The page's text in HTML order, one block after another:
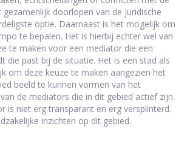
doorlopen van de juridische
optie. Daarnaast is het mogelijk om
te bepalen. Het is hierbij echter wel van
te maken voor een mediator die een
die past bij de situatie. Het is een stad als
om deze keuze te maken aangezien het
beeld te kunnen vormen van het
de mediators die in dit gebied actief zijn.
is niet erg transparant en erg versplinterd.
inzichten op dit gebied.